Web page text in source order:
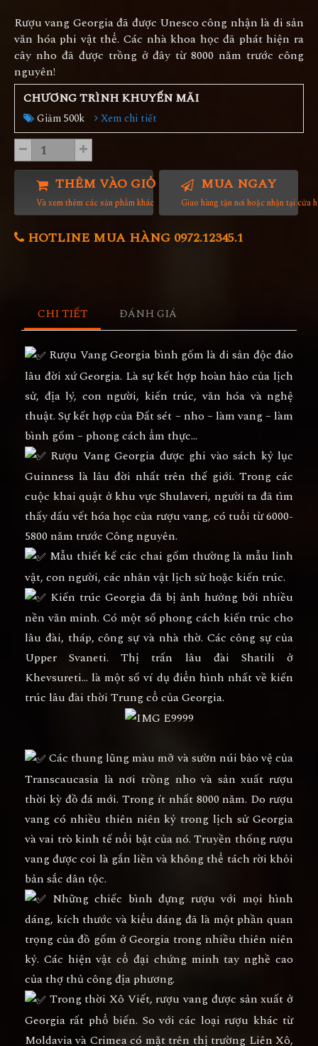
Rượu vang Georgia đã được Unesco công nhận là di sản
văn hóa phi vật thể. Các nhà khoa học đã phát hiện ra
cây nho đã được trồng ở đây từ 8000 năm trước công
nguyên!
CHƯƠNG TRÌNH KHUYẾN MÃI
Giảm 500k Xem chi tiết
THÊM VÀO GIỎ HÀNG
Và xem thêm các sản phẩm khác
MUA NGAY
Giao hàng tận nơi hoặc nhận tại cửa
HOTLINE MUA HÀNG 0972.12345.1
CHI TIẾT ĐÁNH GIÁ
Rượu Vang Georgia bình gốm là di sản độc đáo
lâu đời xứ Georgia. Là sự kết hợp hoàn hảo của lịch
sử, địa lý, con người, kiến trúc, văn hóa và nghệ
thuật. Sự kết hợp của Đất sét – nho – làm vang – làm
bình gốm – phong cách ẩm thực…
Rượu Vang Georgia được ghi vào sách kỷ lục
Guinness là lâu đời nhất trên thế giới. Trong các
cuộc khai quật ở khu vực Shulaveri, người ta đã tìm
thấy dấu vết hóa học của rượu vang, có tuổi từ 6000-
5800 năm trước Công nguyên.
Mẫu thiết kế các chai gốm thường là mẫu linh
vật, con người, các nhân vật lịch sử hoặc kiến trúc.
Kiến trúc Georgia đã bị ảnh hưởng bởi nhiều
nền văn minh. Có một số phong cách kiến trúc cho
lâu đài, tháp, công sự và nhà thờ. Các công sự của
Upper Svaneti. Thị trấn lâu đài Shatili ở
Khevsureti… là một số ví dụ điển hình nhất về kiến
trúc lâu đài thời Trung cổ của Georgia.
Các thung lũng màu mỡ và sườn núi bảo vệ của
Transcaucasia là nơi trồng nho và sản xuất rượu
thời kỳ đồ đá mới. Trong ít nhất 8000 năm. Do rượu
vang có nhiều thiên niên kỷ trong lịch sử Georgia
và vai trò kinh tế nổi bật của nó. Truyền thống rượu
vang được coi là gắn liền và không thể tách rời khỏi
bản sắc dân tộc.
Những chiếc bình đựng rượu với mọi hình
dáng, kích thước và kiểu dáng đã là một phần quan
trọng của đồ gốm ở Georgia trong nhiều thiên niên
kỷ. Các hiện vật cổ đại chứng minh tay nghề cao
của thợ thủ công địa phương.
Trong thời Xô Viết, rượu vang được sản xuất ở
Georgia rất phổ biến. So với các loại rượu khác từ
Moldavia và Crimea có mặt trên thị trường Liên Xô,